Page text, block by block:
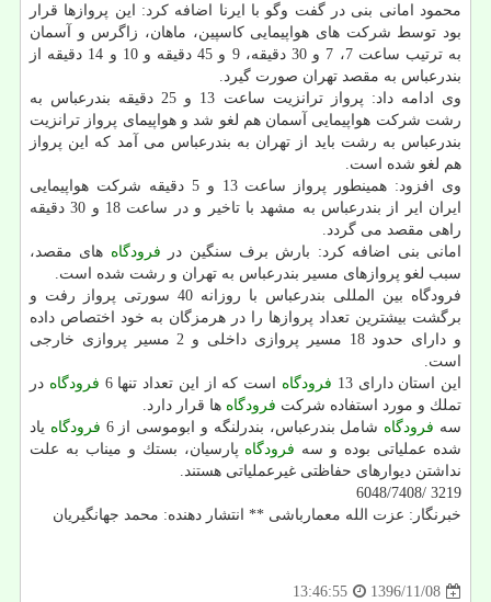
محمود امانی بنی در گفت وگو با ایرنا اضافه كرد: این پروازها قرار
بود توسط شركت های هواپیمایی كاسپین، ماهان، زاگرس و آسمان
به ترتیب ساعت 7، 7 و 30 دقیقه، 9 و 45 دقیقه و 10 و 14 دقیقه از
بندرعباس به مقصد تهران صورت گیرد.
وی ادامه داد: پرواز ترانزیت ساعت 13 و 25 دقیقه بندرعباس به
رشت شركت هواپیمایی آسمان هم لغو شد و هواپیمای پرواز ترانزیت
بندرعباس به رشت باید از تهران به بندرعباس می آمد كه این پرواز
هم لغو شده است.
وی افزود: همینطور پرواز ساعت 13 و 5 دقیقه شركت هواپیمایی
ایران ایر از بندرعباس به مشهد با تاخیر و در ساعت 18 و 30 دقیقه
راهی مقصد می گردد.
امانی بنی اضافه كرد: بارش برف سنگین در فرودگاه های مقصد،
سبب لغو پروازهای مسیر بندرعباس به تهران و رشت شده است.
فرودگاه بین المللی بندرعباس با روزانه 40 سورتی پرواز رفت و
برگشت بیشترین تعداد پروازها را در هرمزگان به خود اختصاص داده
و دارای حدود 18 مسیر پروازی داخلی و 2 مسیر پروازی خارجی
است.
این استان دارای 13
فرودگاه است كه از این تعداد تنها 6 فرودگاه در
تملك و مورد استفاده شركت فرودگاه ها قرار دارد.
سه فرودگاه شامل بندرعباس، بندرلنگه و ابوموسی از 6 فرودگاه یاد
شده عملیاتی بوده و سه فرودگاه پارسیان، بستك و میناب به علت
نداشتن دیوارهای حفاظتی غیرعملیاتی هستند.
3219 /6048/7408
خبرنگار: عزت الله معمارباشی ** انتشار دهنده: محمد جهانگیریان
1396/11/08
13:46:55